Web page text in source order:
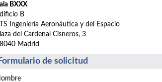
BXXX
B
Ingeniería Aeronáutica y del Espacio
del Cardenal Cisneros, 3
Madrid
Formulario de solicitud